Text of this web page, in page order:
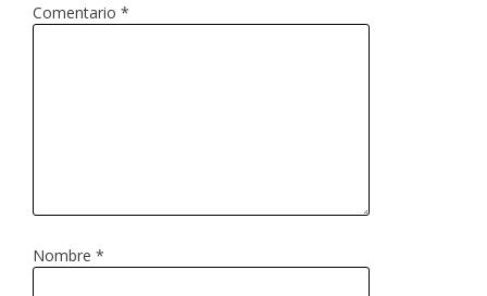
Comentario *
Nombre *